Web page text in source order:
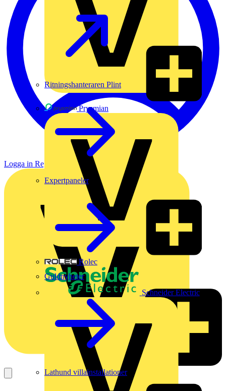
Prysmian
Rolec
Schneider Electric
Ritningshanteraren Plint
Expertpaneler
Guldnyheter
Lathund villainstallationer
Logga in Registrera dig